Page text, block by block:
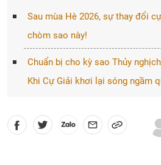
Sau mùa Hè 2026, sự thay đổi
chòm sao này!
Chuẩn bị cho kỳ sao Thủy
Khi Cự Giải khơi lại sóng ngầm